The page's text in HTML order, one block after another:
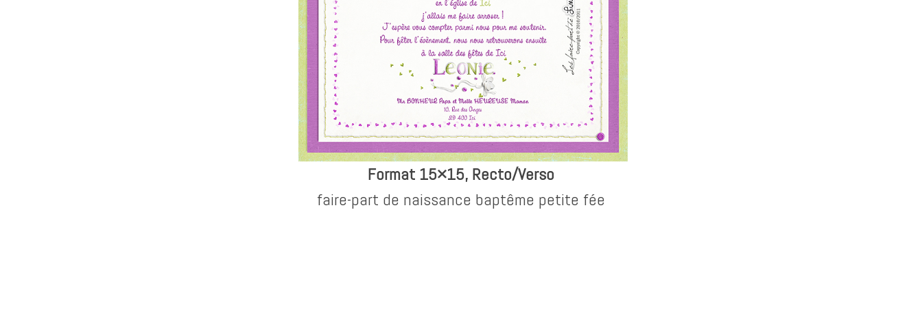
Format 15×15, Recto/Verso
faire-part de naissance baptême petite fée